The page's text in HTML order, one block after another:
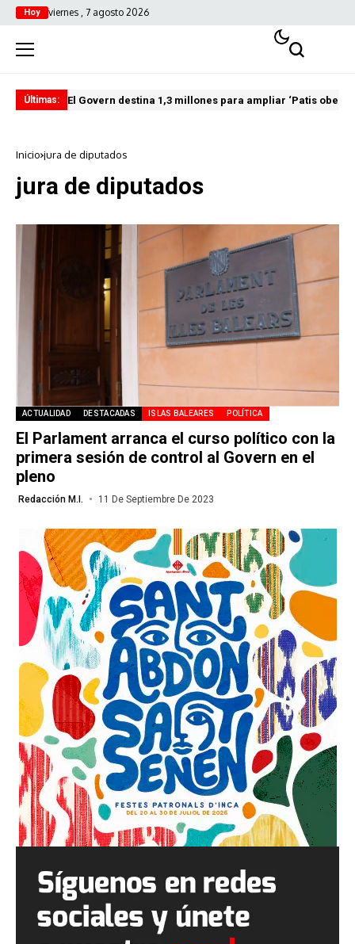
Hoy viernes , 7 agosto 2026
Últimas: El Govern destina 1,3 millones para ampliar ‘Patis
Inicio jura de diputados
jura de diputados
ACTUALIDAD DESTACADAS ISLAS BALEARES POLÍTICA
El Parlament arranca el curso político con la
primera sesión de control al Govern en el
pleno
Redacción M.I. 11 De Septiembre De 2023